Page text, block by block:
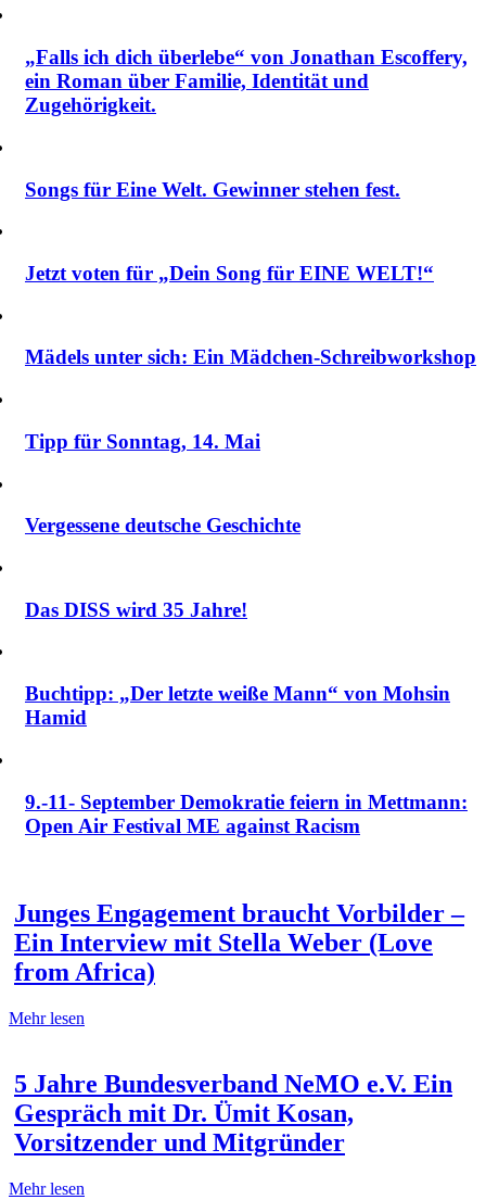
„Falls ich dich überlebe“ von Jonathan Escoffery,
ein Roman über Familie, Identität und
Zugehörigkeit.
Songs für Eine Welt. Gewinner stehen fest.
Jetzt voten für „Dein Song für EINE WELT!“
Mädels unter sich: Ein Mädchen-Schreibworkshop
Tipp für Sonntag, 14. Mai
Vergessene deutsche Geschichte
Das DISS wird 35 Jahre!
Buchtipp: „Der letzte weiße Mann“ von Mohsin
Hamid
9.-11- September Demokratie feiern in Mettmann:
Open Air Festival ME against Racism
Junges Engagement braucht Vorbilder –
Ein Interview mit Stella Weber (Love
from Africa)
Mehr lesen
5 Jahre Bundesverband NeMO e.V. Ein
Gespräch mit Dr. Ümit Kosan,
Vorsitzender und Mitgründer
Mehr lesen